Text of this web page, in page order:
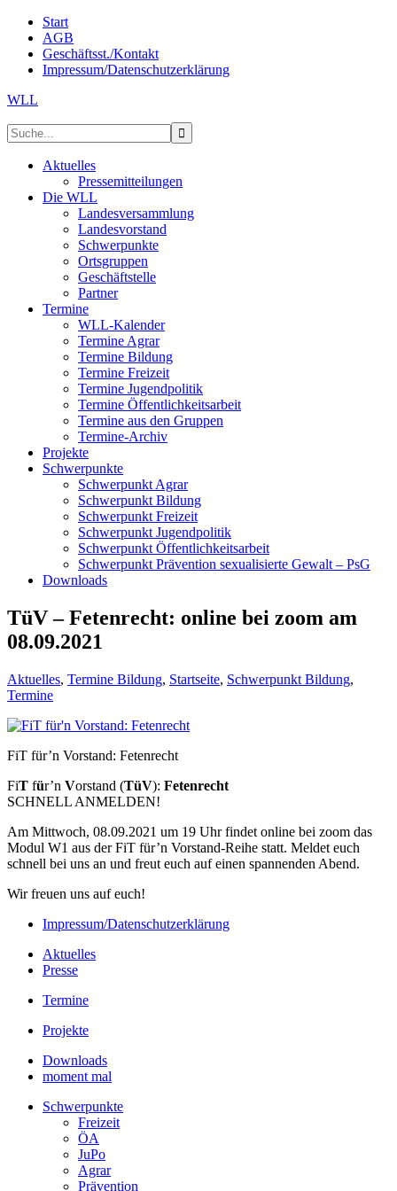
Start
AGB
Geschäftsst./Kontakt
Impressum/Datenschutzerklärung
WLL
Aktuelles
Pressemitteilungen
Die WLL
Landesversammlung
Landesvorstand
Schwerpunkte
Ortsgruppen
Geschäftstelle
Partner
Termine
WLL-Kalender
Termine Agrar
Termine Bildung
Termine Freizeit
Termine Jugendpolitik
Termine Öffentlichkeitsarbeit
Termine aus den Gruppen
Termine-Archiv
Projekte
Schwerpunkte
Schwerpunkt Agrar
Schwerpunkt Bildung
Schwerpunkt Freizeit
Schwerpunkt Jugendpolitik
Schwerpunkt Öffentlichkeitsarbeit
Schwerpunkt Prävention sexualisierte Gewalt – PsG
Downloads
TüV – Fetenrecht: online bei zoom am
08.09.2021
Aktuelles, Termine Bildung, Startseite, Schwerpunkt Bildung,
Termine
FiT für’n Vorstand: Fetenrecht
FiT für’n Vorstand (TüV): Fetenrecht
SCHNELL ANMELDEN!
Am Mittwoch, 08.09.2021 um 19 Uhr findet online bei zoom das
Modul W1 aus der FiT für’n Vorstand-Reihe statt. Meldet euch
schnell bei uns an und freut euch auf einen spannenden Abend.
Wir freuen uns auf euch!
Impressum/Datenschutzerklärung
Aktuelles
Presse
Termine
Projekte
Downloads
moment mal
Schwerpunkte
Freizeit
ÖA
JuPo
Agrar
Prävention